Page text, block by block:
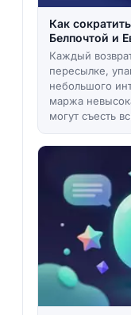
Как
Белпочтой и
Каждый
пересылке,
небольшого
маржа
могут съесть